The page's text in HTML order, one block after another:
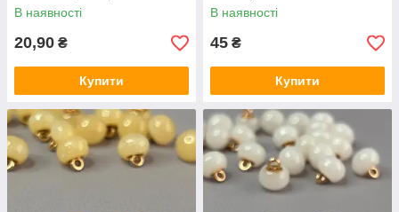
В наявності
20,90 ₴
Купити
В наявності
45 ₴
Купити